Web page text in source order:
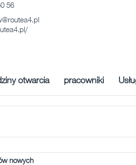
56
otwarcia pracowniki
nowych